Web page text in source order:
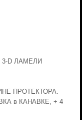
3-D ЛАМЕЛИ
ПРОТЕКТОРА.
в КАНАВКЕ, + 4